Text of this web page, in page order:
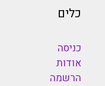
כלים
כניסה
אודות
הרשמה